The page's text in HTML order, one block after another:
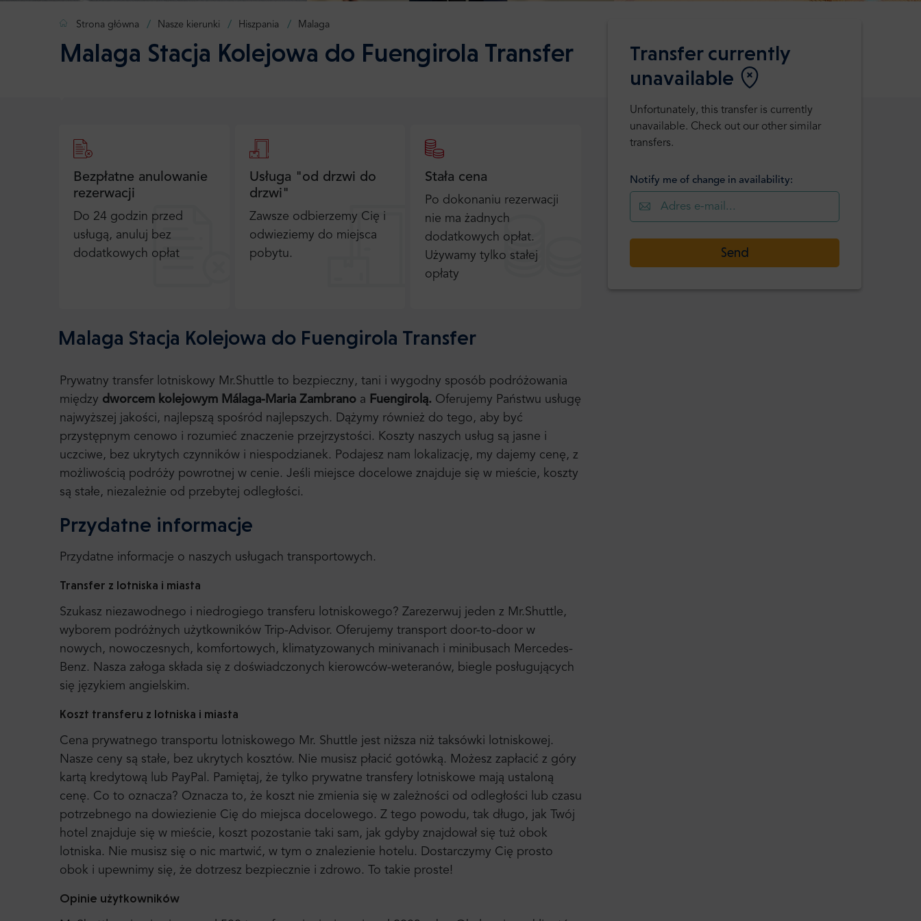
Strona główna Nasze kierunki Hiszpania Malaga
Malaga Stacja Kolejowa do Fuengirola Transfer
Transfer currently
unavailable
Unfortunately, this transfer is currently
unavailable. Check out our other similar
transfers.
Notify me of change in availability:
Send
Bezpłatne anulowanie
rezerwacji
Do 24 godzin przed
usługą, anuluj bez
dodatkowych opłat
Usługa "od drzwi do
drzwi"
Zawsze odbierzemy Cię i
odwieziemy do miejsca
pobytu.
Stała cena
Po dokonaniu rezerwacji
nie ma żadnych
dodatkowych opłat.
Używamy tylko stałej
opłaty
Malaga Stacja Kolejowa do Fuengirola Transfer
Prywatny transfer lotniskowy Mr.Shuttle to bezpieczny, tani i wygodny sposób podróżowania
między dworcem kolejowym Málaga-Maria Zambrano a Fuengirolą. Oferujemy Państwu usługę
najwyższej jakości, najlepszą spośród najlepszych. Dążymy również do tego, aby być
przystępnym cenowo i rozumieć znaczenie przejrzystości. Koszty naszych usług są jasne i
uczciwe, bez ukrytych czynników i niespodzianek. Podajesz nam lokalizację, my dajemy cenę, z
możliwością podróży powrotnej w cenie. Jeśli miejsce docelowe znajduje się w mieście, koszty
są stałe, niezależnie od przebytej odległości.
Przydatne informacje
Przydatne informacje o naszych usługach transportowych.
Transfer z lotniska i miasta
Szukasz niezawodnego i niedrogiego transferu lotniskowego? Zarezerwuj jeden z Mr.Shuttle,
wyborem podróżnych użytkowników Trip-Advisor. Oferujemy transport door-to-door w
nowych, nowoczesnych, komfortowych, klimatyzowanych minivanach i minibusach Mercedes-
Benz. Nasza załoga składa się z doświadczonych kierowców-weteranów, biegle posługujących
się językiem angielskim.
Koszt transferu z lotniska i miasta
Cena prywatnego transportu lotniskowego Mr. Shuttle jest niższa niż taksówki lotniskowej.
Nasze ceny są stałe, bez ukrytych kosztów. Nie musisz płacić gotówką. Możesz zapłacić z góry
kartą kredytową lub PayPal. Pamiętaj, że tylko prywatne transfery lotniskowe mają ustaloną
cenę. Co to oznacza? Oznacza to, że koszt nie zmienia się w zależności od odległości lub czasu
potrzebnego na dowiezienie Cię do miejsca docelowego. Z tego powodu, tak długo, jak Twój
hotel znajduje się w mieście, koszt pozostanie taki sam, jak gdyby znajdował się tuż obok
lotniska. Nie musisz się o nic martwić, w tym o znalezienie hotelu. Dostarczymy Cię prosto
obok i upewnimy się, że dotrzesz bezpiecznie i zdrowo. To takie proste!
Opinie użytkowników